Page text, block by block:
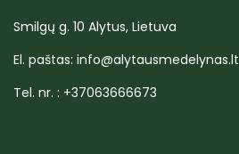
Smilgų g. 10 Alytus, Lietuva
El. paštas: info@alytausmedelynas.lt
Tel. nr. : +37063666673